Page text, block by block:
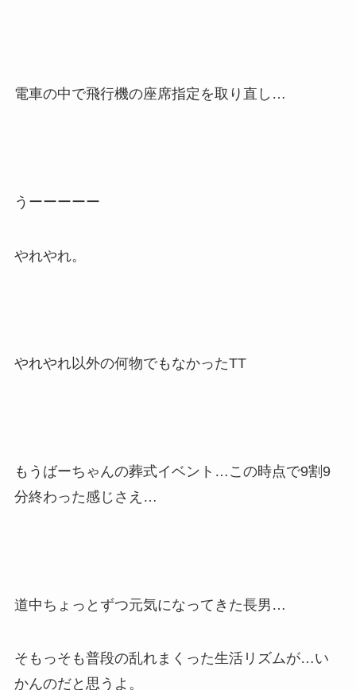
電車の中で飛行機の座席指定を取り直し…
うーーーーー
やれやれ。
やれやれ以外の何物でもなかったTT
もうばーちゃんの葬式イベント…この時点で9割9
分終わった感じさえ…
道中ちょっとずつ元気になってきた長男…
そもっそも普段の乱れまくった生活リズムが…い
かんのだと思うよ。